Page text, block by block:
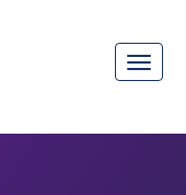
Toggle